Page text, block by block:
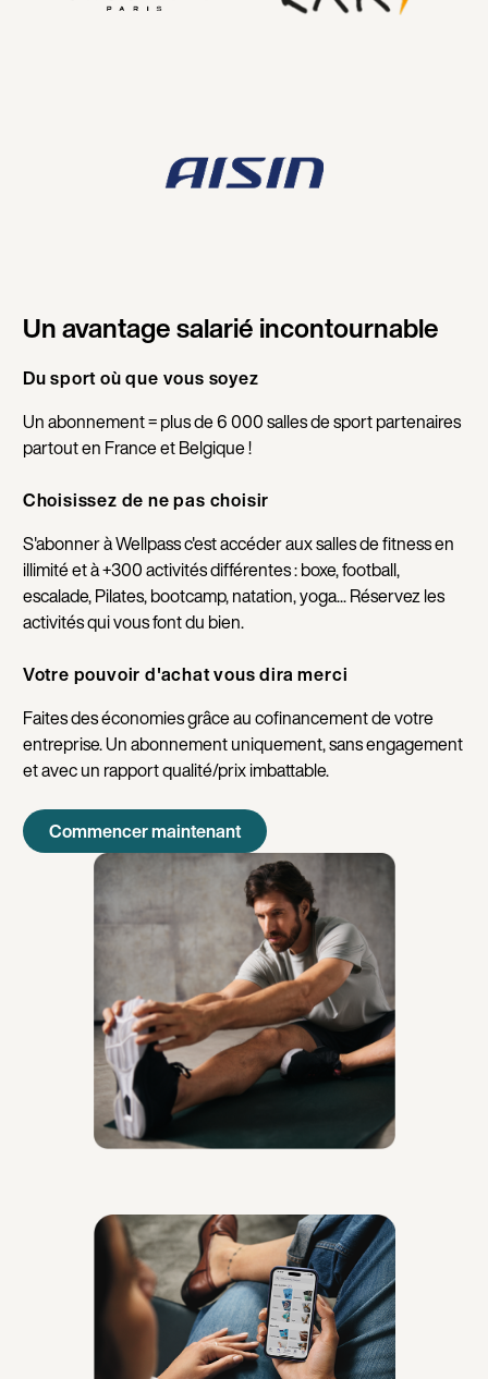
Un avantage salarié incontournable
Du sport où que vous soyez
Un abonnement = plus de 6 000 salles de sport partenaires
partout en France et Belgique !
Choisissez de ne pas choisir
S'abonner à Wellpass c'est accéder aux salles de fitness en
illimité et à +300 activités différentes : boxe, football,
escalade, Pilates, bootcamp, natation, yoga... Réservez les
activités qui vous font du bien.
Votre pouvoir d'achat vous dira merci
Faites des économies grâce au cofinancement de votre
entreprise. Un abonnement uniquement, sans engagement
et avec un rapport qualité/prix imbattable.
Commencer maintenant